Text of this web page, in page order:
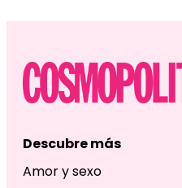
Descubre más
Amor y sexo